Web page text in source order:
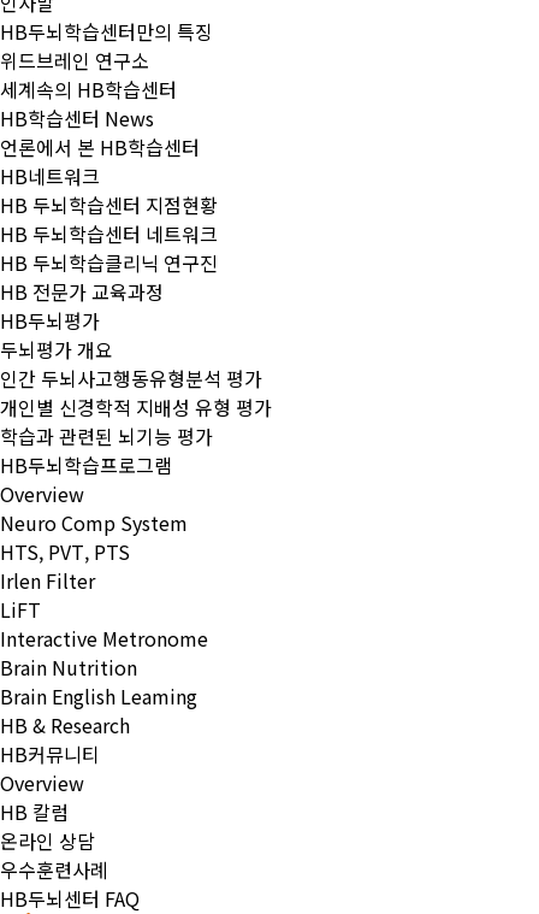
HB두뇌학습센터만의 특징
위드브레인 연구소
세계속의 HB학습센터
HB학습센터 News
언론에서 본 HB학습센터
HB네트워크
HB 두뇌학습센터 지점현황
HB 두뇌학습센터 네트워크
HB 두뇌학습클리닉 연구진
HB 전문가 교육과정
HB두뇌평가
두뇌평가 개요
인간 두뇌사고행동유형분석 평가
개인별 신경학적 지배성 유형 평가
학습과 관련된 뇌기능 평가
HB두뇌학습프로그램
Overview
Neuro Comp System
HTS, PVT, PTS
Irlen Filter
LiFT
Interactive Metronome
Brain Nutrition
Brain English Leaming
HB & Research
HB커뮤니티
Overview
HB 칼럼
온라인 상담
우수훈련사례
HB두뇌센터 FAQ